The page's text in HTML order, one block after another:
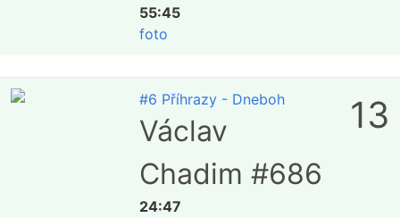
55:45
foto
#6 Příhrazy - Dneboh
Václav
Chadim #686
24:47
13